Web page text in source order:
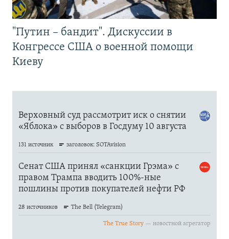
"Путин – бандит". Дискуссии в
Конгрессе США о военной помощи
Киеву